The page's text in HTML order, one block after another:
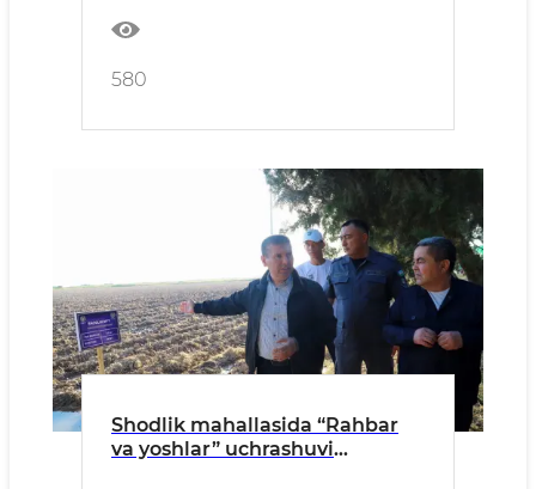
580
Shodlik mahallasida “Rahbar
va yoshlar” uchrashuvi